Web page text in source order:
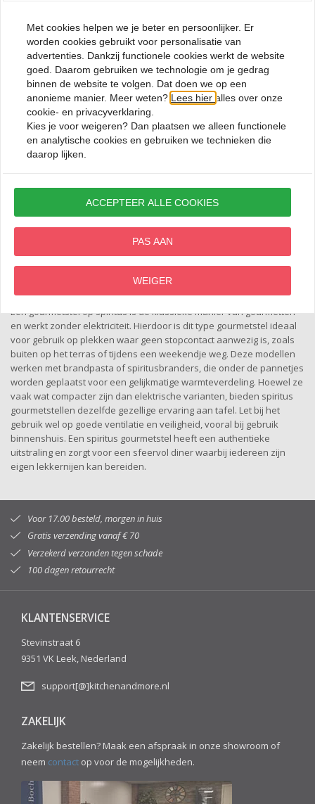
Gourmetstel
Een gourmetstel is dé manier om samen gezellig te tafelen, waarbij
iedereen zijn eigen gerechtjes bereidt aan tafel. Of je nu kiest voor
vlees, vis, groenten of een combinatie van alles, met een
gourmetstel stel je eenvoudig een afwisselend menu samen. De
meeste gourmetstellen zijn elektrisch en beschikken over een
regelbare thermostaat, zodat je de temperatuur perfect kunt
kleine pannetjes en een grillplaat, waardoor je veel variatie hebt in
de bereiding. Ideaal voor feestdagen, verjaardagen of gewoon een
gezellige avond met vrienden of familie. Dankzij de verschillende
van compacte modellen voor twee personen tot grote uitvoeringen
Gourmetstel spiritus
Een gourmetstel op spiritus is de klassieke manier van gourmetten
en werkt zonder elektriciteit. Hierdoor is dit type gourmetstel ideaal
voor gebruik op plekken waar geen stopcontact aanwezig is, zoals
buiten op het terras of tijdens een weekendje weg. Deze modellen
werken met brandpasta of spiritusbranders, die onder de pannetjes
worden geplaatst voor een gelijkmatige warmteverdeling. Hoewel ze
vaak wat compacter zijn dan elektrische varianten, bieden spiritus
gourmetstellen dezelfde gezellige ervaring aan tafel. Let bij het
gebruik wel op goede ventilatie en veiligheid, vooral bij gebruik
binnenshuis. Een spiritus gourmetstel heeft een authentieke
uitstraling en zorgt voor een sfeervol diner waarbij iedereen zijn
eigen lekkernijen kan bereiden.
Voor 17.00 besteld, morgen in huis
Gratis verzending vanaf € 70
Verzekerd verzonden tegen schade
100 dagen retourrecht
KLANTENSERVICE
Stevinstraat 6
9351 VK Leek, Nederland
support[@]kitchenandmore.nl
ZAKELIJK
Zakelijk bestellen? Maak een afspraak in onze showroom of
neem contact op voor de mogelijkheden.
Met cookies helpen we je beter en persoonlijker. Er
worden cookies gebruikt voor personalisatie van
advertenties. Dankzij functionele cookies werkt de website
goed. Daarom gebruiken we technologie om je gedrag
binnen de website te volgen. Dat doen we op een
anonieme manier. Meer weten? Lees hier alles over onze
cookie- en privacyverklaring.
Kies je voorweigeren? Dan plaatsen we alleen functionele
en analytische cookies en gebruiken we technieken die
daarop lijken.
ACCEPTEER ALLE COOKIES
PAS AAN
WEIGER